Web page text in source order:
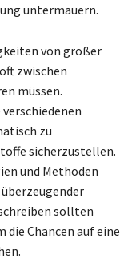
untermauern.
von großer
zwischen
müssen.
zu
sicherzustellen.
und Methoden
sollten
Chancen auf eine